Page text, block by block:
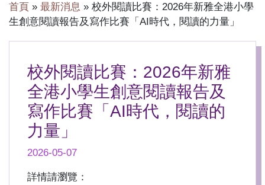
首頁 » 最新消息 » 校外閱讀比賽：2026年新雅全港小學
生創意閱讀報告及寫作比賽「AI時代，閱讀的力量」
校外閱讀比賽：2026年新雅
全港小學生創意閱讀報告及
寫作比賽「AI時代，閱讀的
力量」
2026-05-07
詳情請瀏覽：